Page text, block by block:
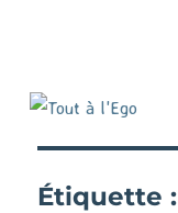
Étiquette :